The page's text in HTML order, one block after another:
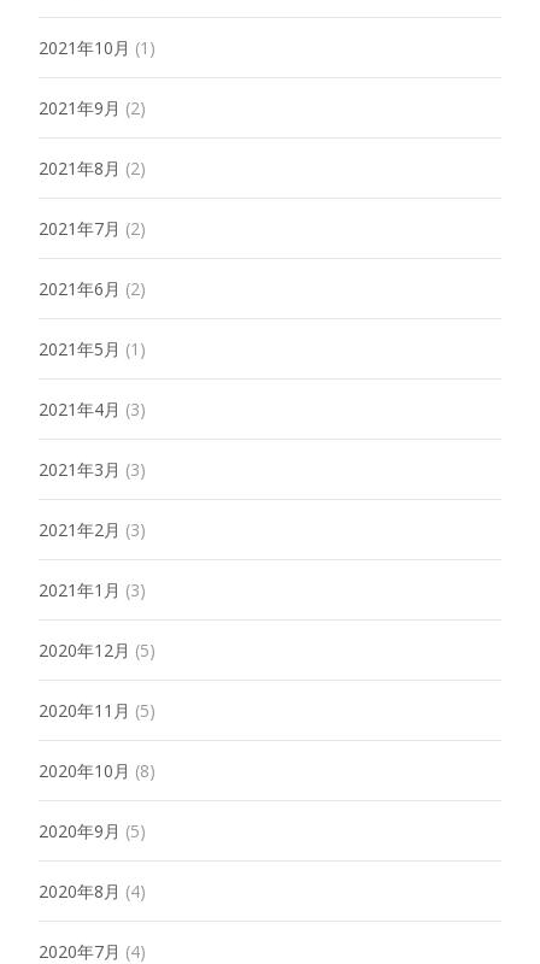
2021年10月 (1)
2021年9月 (2)
2021年8月 (2)
2021年7月 (2)
2021年6月 (2)
2021年5月 (1)
2021年4月 (3)
2021年3月 (3)
2021年2月 (3)
2021年1月 (3)
2020年12月 (5)
2020年11月 (5)
2020年10月 (8)
2020年9月 (5)
2020年8月 (4)
2020年7月 (4)